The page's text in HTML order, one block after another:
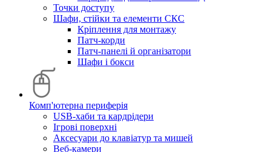
Точки доступу
Шафи, стійки та елементи СКС
Кріплення для монтажу
Патч-корди
Патч-панелі й організатори
Шафи і бокси
Комп'ютерна периферія
USB-хаби та кардрідери
Ігрові поверхні
Аксесуари до клавіатур та мишей
Веб-камери